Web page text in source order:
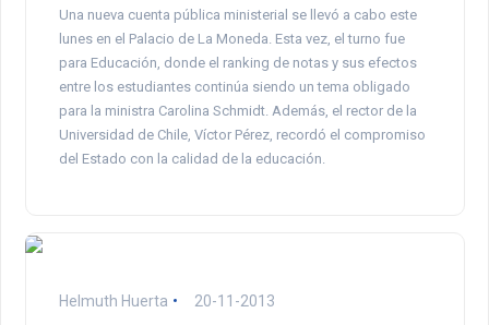
Una nueva cuenta pública ministerial se llevó a cabo este
lunes en el Palacio de La Moneda. Esta vez, el turno fue
para Educación, donde el ranking de notas y sus efectos
entre los estudiantes continúa siendo un tema obligado
para la ministra Carolina Schmidt. Además, el rector de la
Universidad de Chile, Víctor Pérez, recordó el compromiso
del Estado con la calidad de la educación.
Helmuth Huerta 20-11-2013